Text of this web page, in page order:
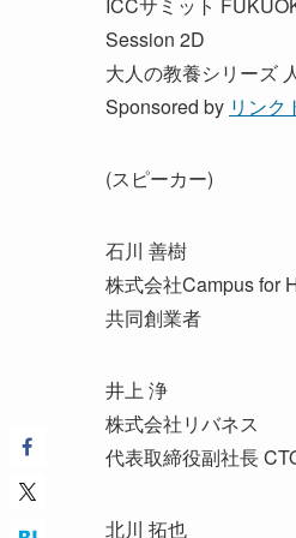
ICCサミット
Session 2D
大人の教養シリーズ
Sponsored by リンク
(スピーカー)
石川 善樹
株式会社Campus for
共同創業者
井上 浄
株式会社リバネス
代表取締役副社長
北川 拓也